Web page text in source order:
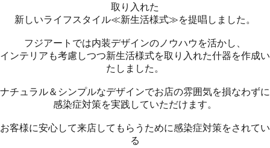
取り入れた
新しいライフスタイル≪新生活様式≫を提唱しました。
フジアートでは内装デザインのノウハウを活かし、
インテリアも考慮しつつ新生活様式を取り入れた什器を作成い
たしました。
ナチュラル＆シンプルなデザインでお店の雰囲気を損なわずに
感染症対策を実践していただけます。
お客様に安心して来店してもらうために感染症対策をされてい
る